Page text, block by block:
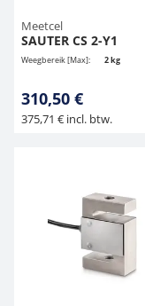
Meetcel
SAUTER CS 2-Y1
Weegbereik [Max]: 2 kg
310,50 €
375,71 € incl. btw.